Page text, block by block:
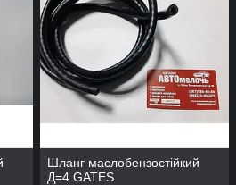
Шланг маслобензостійкий
Д=4 GATES